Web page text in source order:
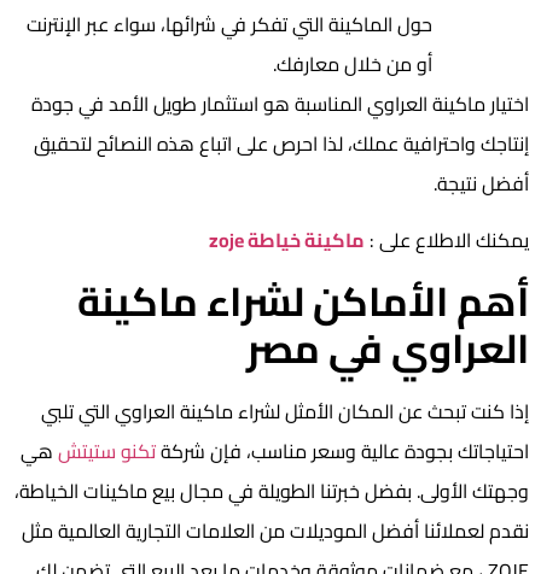
حول الماكينة التي تفكر في شرائها، سواء عبر الإنترنت
أو من خلال معارفك.
اختيار ماكينة العراوي المناسبة هو استثمار طويل الأمد في جودة
إنتاجك واحترافية عملك، لذا احرص على اتباع هذه النصائح لتحقيق
أفضل نتيجة.
يمكنك الاطلاع على : ماكينة خياطة zoje
أهم الأماكن لشراء ماكينة
العراوي في مصر
إذا كنت تبحث عن المكان الأمثل لشراء ماكينة العراوي التي تلبي
احتياجاتك بجودة عالية وسعر مناسب، فإن شركةتكنو ستيتشهي
وجهتك الأولى. بفضل خبرتنا الطويلة في مجال بيع ماكينات الخياطة،
نقدم لعملائنا أفضل الموديلات من العلامات التجارية العالمية مثل